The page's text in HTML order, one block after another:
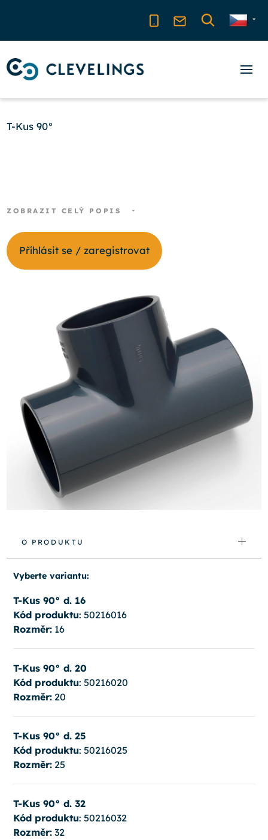
T-Kus 90°
ZOBRAZIT CELÝ POPIS
Příhlásit se / zaregistrovat
O PRODUKTU
Vyberte variantu:
T-Kus 90° d. 16
Kód produktu: 50216016
Rozměr:16
T-Kus 90° d. 20
Kód produktu: 50216020
Rozměr:20
T-Kus 90° d. 25
Kód produktu: 50216025
Rozměr:25
T-Kus 90° d. 32
Kód produktu: 50216032
Rozměr:32